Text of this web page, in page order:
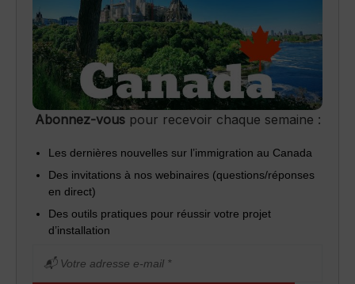
Abonnez-vouspour recevoir chaque semaine :
Les dernières nouvelles sur l’immigration au Canada
Des invitations à nos webinaires (questions/réponses
en direct)
Des outils pratiques pour réussir votre projet
d’installation